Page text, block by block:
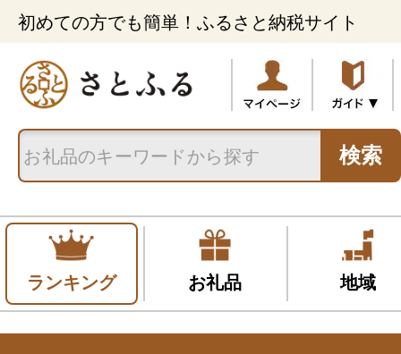
初めての方でも簡単！ふるさと納税サイト
検索
ランキング お礼品 地域